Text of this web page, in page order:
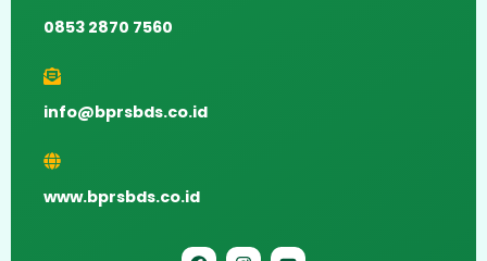
0853 2870 7560
info@bprsbds.co.id
www.bprsbds.co.id